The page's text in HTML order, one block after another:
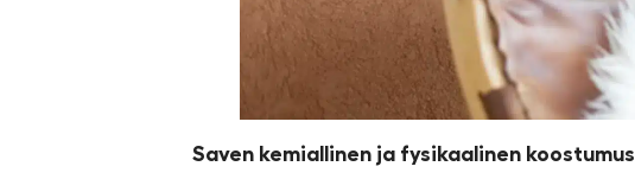
Saven kemiallinen ja fysikaalinen koostumus